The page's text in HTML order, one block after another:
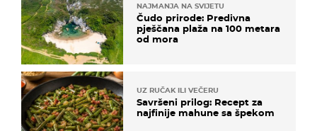
NAJMANJA NA SVIJETU
Čudo prirode: Predivna
pješčana plaža na 100 metara
od mora
UZ RUČAK ILI VEČERU
Savršeni prilog: Recept za
najfinije mahune sa špekom